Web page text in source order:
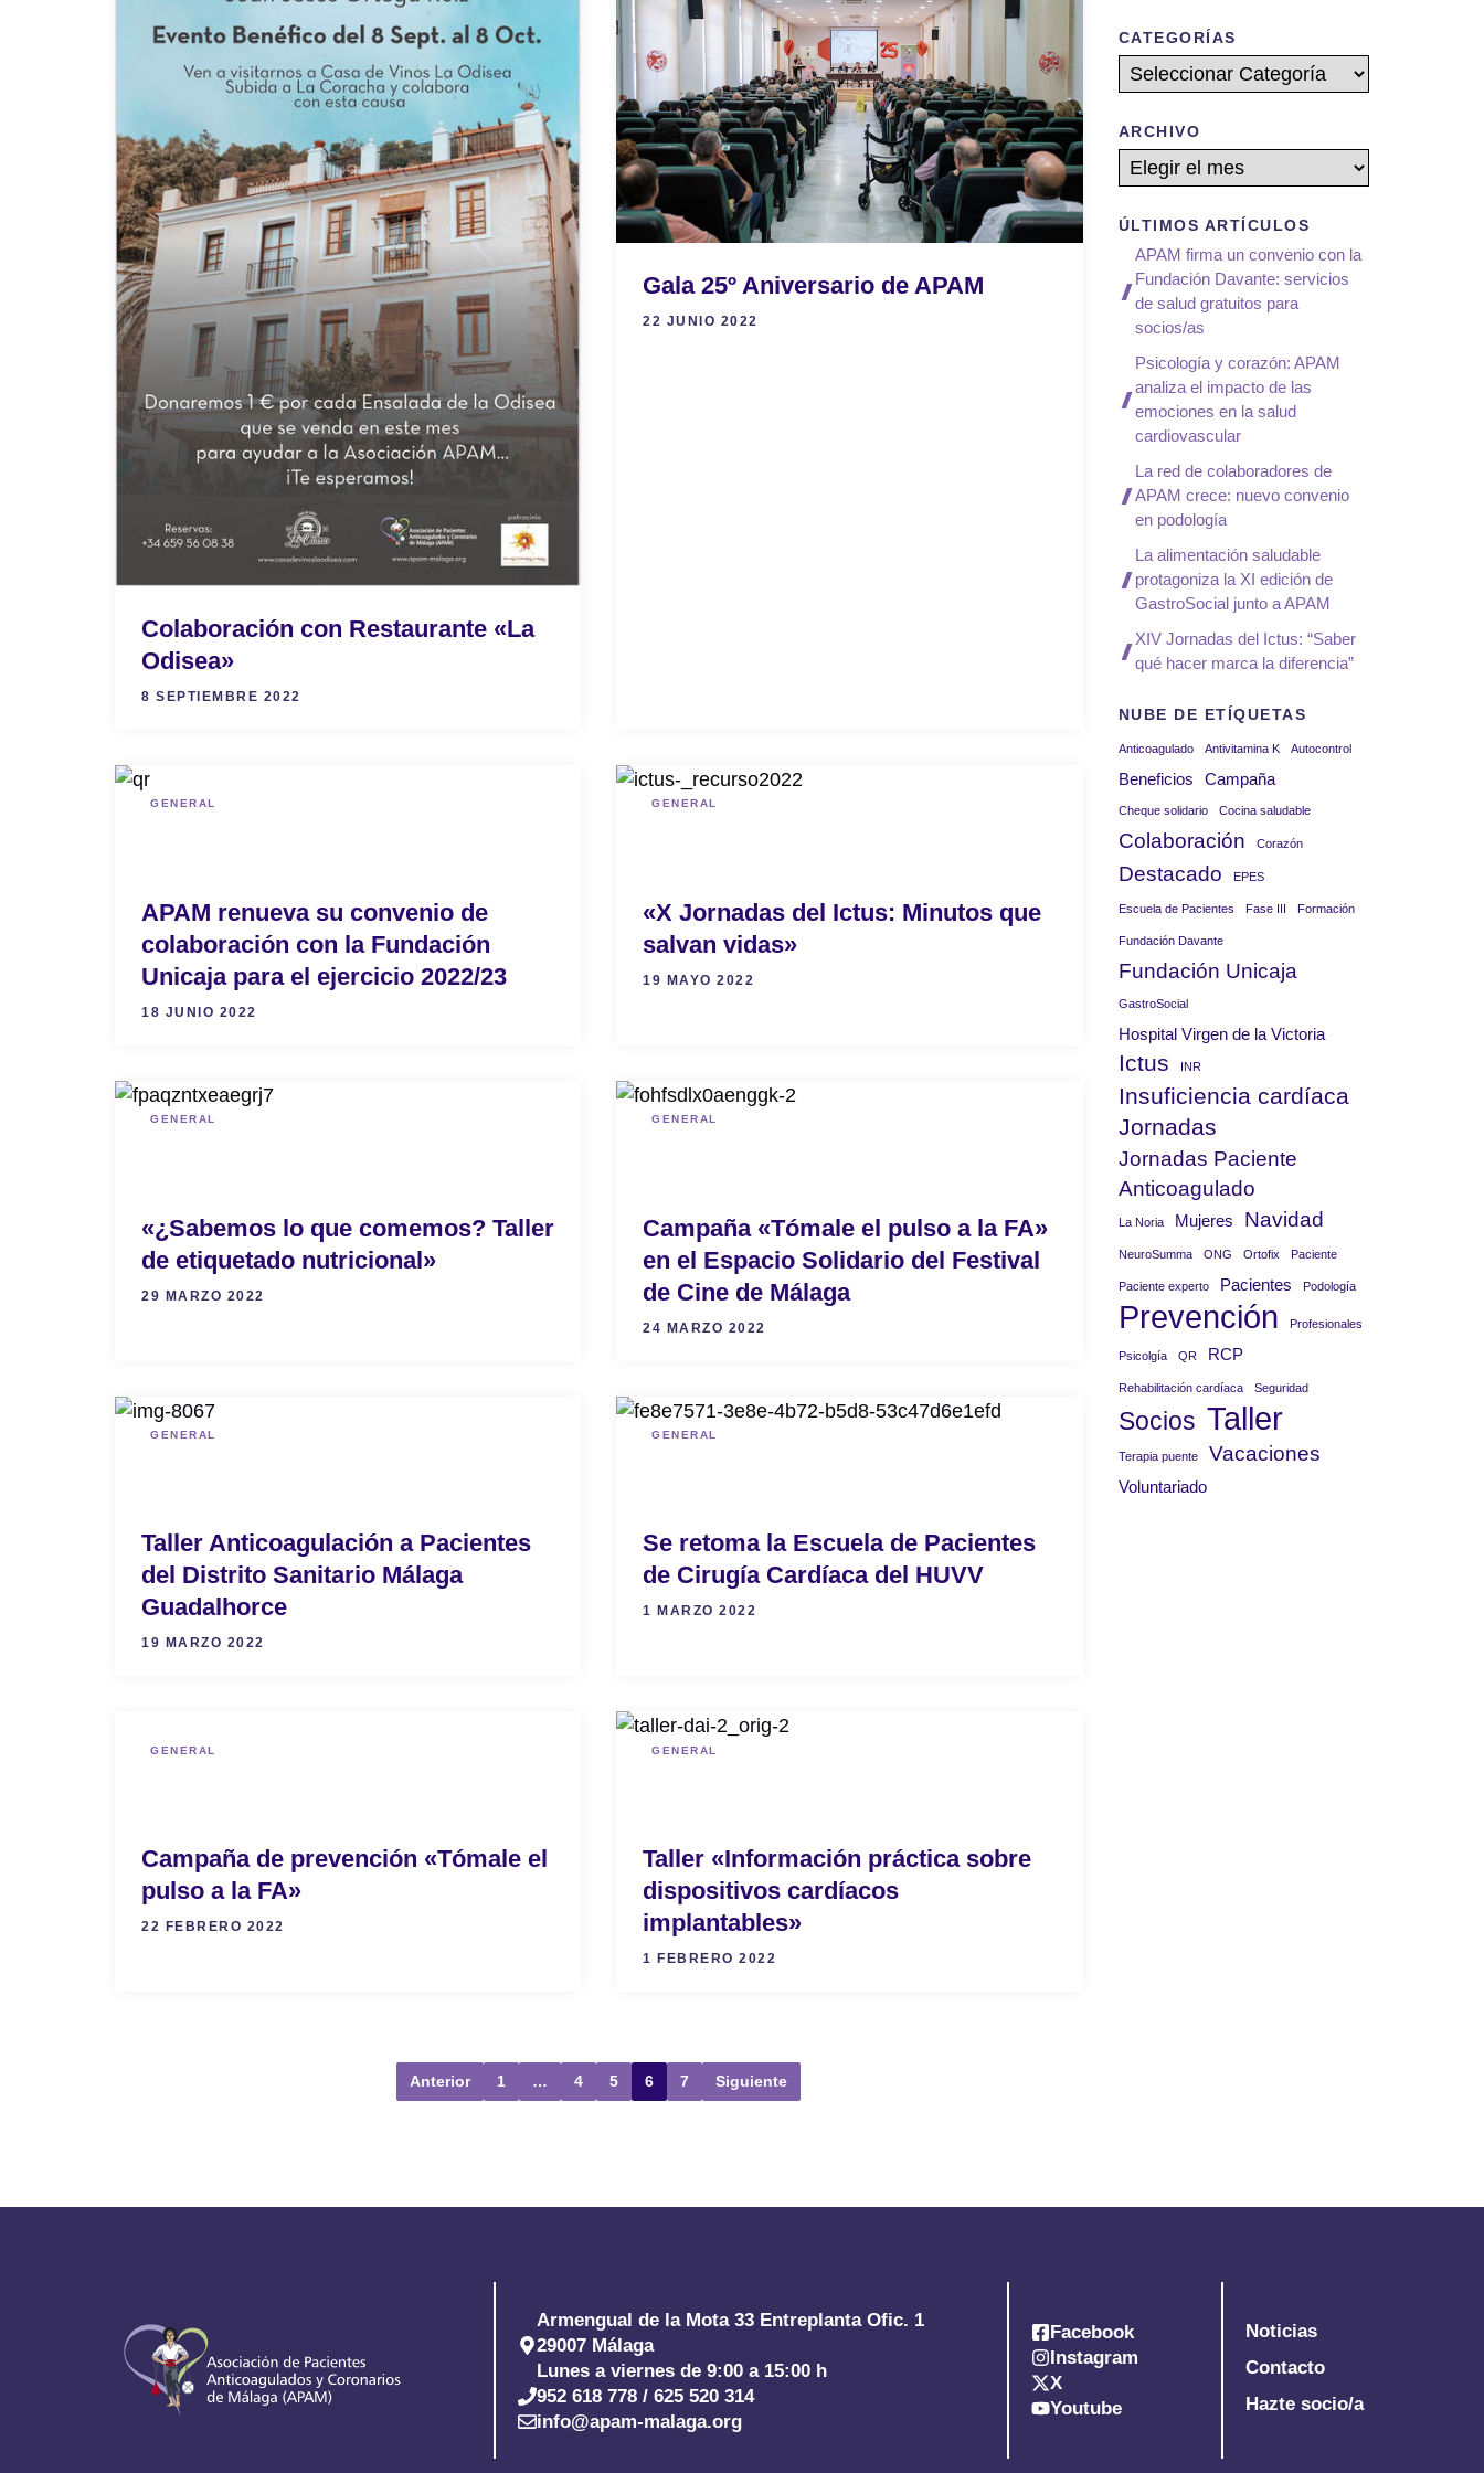
Colaboración con Restaurante «La
Odisea»
8 SEPTIEMBRE 2022
Gala 25º Aniversario de APAM
22 JUNIO 2022
GENERAL
APAM renueva su convenio de
colaboración con la Fundación
Unicaja para el ejercicio 2022/23
18 JUNIO 2022
GENERAL
«X Jornadas del Ictus: Minutos que
salvan vidas»
19 MAYO 2022
GENERAL
«¿Sabemos lo que comemos? Taller
de etiquetado nutricional»
29 MARZO 2022
GENERAL
Campaña «Tómale el pulso a la FA»
en el Espacio Solidario del Festival
de Cine de Málaga
24 MARZO 2022
GENERAL
Taller Anticoagulación a Pacientes
del Distrito Sanitario Málaga
Guadalhorce
19 MARZO 2022
GENERAL
Se retoma la Escuela de Pacientes
de Cirugía Cardíaca del HUVV
1 MARZO 2022
GENERAL
Campaña de prevención «Tómale el
pulso a la FA»
22 FEBRERO 2022
GENERAL
Taller «Información práctica sobre
dispositivos cardíacos
implantables»
1 FEBRERO 2022
Anterior 1 … 4 5 6 7 Siguiente
CATEGORÍAS
Categorías
ARCHIVO
Archivos
ÚLTIMOS ARTÍCULOS
APAM firma un convenio con la
Fundación Davante: servicios
de salud gratuitos para
socios/as
Psicología y corazón: APAM
analiza el impacto de las
emociones en la salud
cardiovascular
La red de colaboradores de
APAM crece: nuevo convenio
en podología
La alimentación saludable
protagoniza la XI edición de
GastroSocial junto a APAM
XIV Jornadas del Ictus: “Saber
qué hacer marca la diferencia”
NUBE DE ETÍQUETAS
Anticoagulado Antivitamina K Autocontrol
Beneficios Campaña
Cheque solidario Cocina saludable
Colaboración Corazón
Destacado EPES
Escuela de Pacientes Fase III Formación
Fundación Davante
Fundación Unicaja
GastroSocial
Hospital Virgen de la Victoria
Ictus INR
Insuficiencia cardíaca
Jornadas
Jornadas Paciente
Anticoagulado
La Noria Mujeres Navidad
NeuroSumma ONG Ortofix Paciente
Paciente experto Pacientes Podología
Prevención Profesionales
Psicolgía QR RCP
Rehabilitación cardíaca Seguridad
Socios Taller
Terapia puente Vacaciones
Voluntariado
Armengual de la Mota 33 Entreplanta Ofic. 1
29007 Málaga
Lunes a viernes de 9:00 a 15:00 h
952 618 778 / 625 520 314
info@apam-malaga.org
Facebook
Instagram
X
Youtube
Noticias
Contacto
Hazte socio/a